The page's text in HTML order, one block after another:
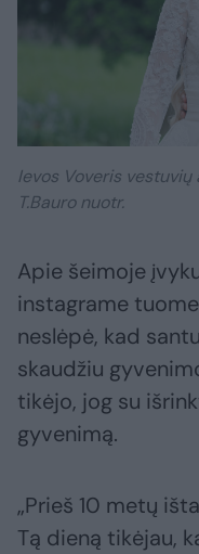
Ievos Voveris vestuvių
T.Bauro nuotr.
Apie šeimoje
instagrame
neslėpė, kad
skaudžiu
tikėjo, jog su
gyvenimą.
„Prieš 10 metų
Tą dieną tikėjau,